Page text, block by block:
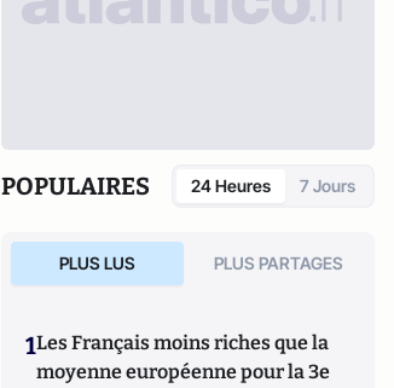
POPULAIRES 24 Heures 7 Jours
PLUS LUS PLUS PARTAGES
1Les Français moins riches que la
moyenne européenne pour la 3e